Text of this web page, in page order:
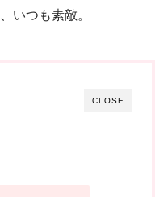
いつも素敵。
CLOSE